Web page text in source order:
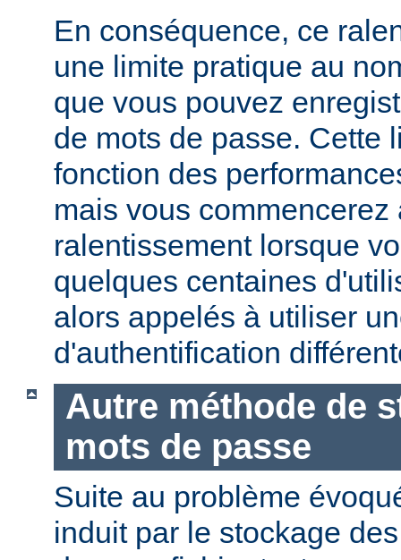
En conséquence, ce
une limite pratique au
que vous pouvez
de mots de passe. Cette
fonction des
mais vous commencerez
ralentissement lorsque
quelques centaines
alors appelés à utiliser
d'authentification
Autre méthode de
mots de passe
Suite au problème
induit par le stockage